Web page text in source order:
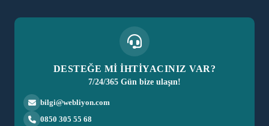
DESTEĞE Mİ İHTİYACINIZ VAR?
7/24/365 Gün bize ulaşın!
bilgi@webliyon.com
0850 305 55 68